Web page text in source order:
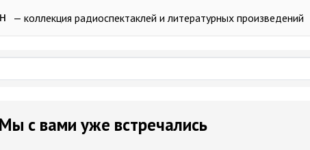
— коллекция радиоспектаклей и литературных произведений
с вами уже встречались